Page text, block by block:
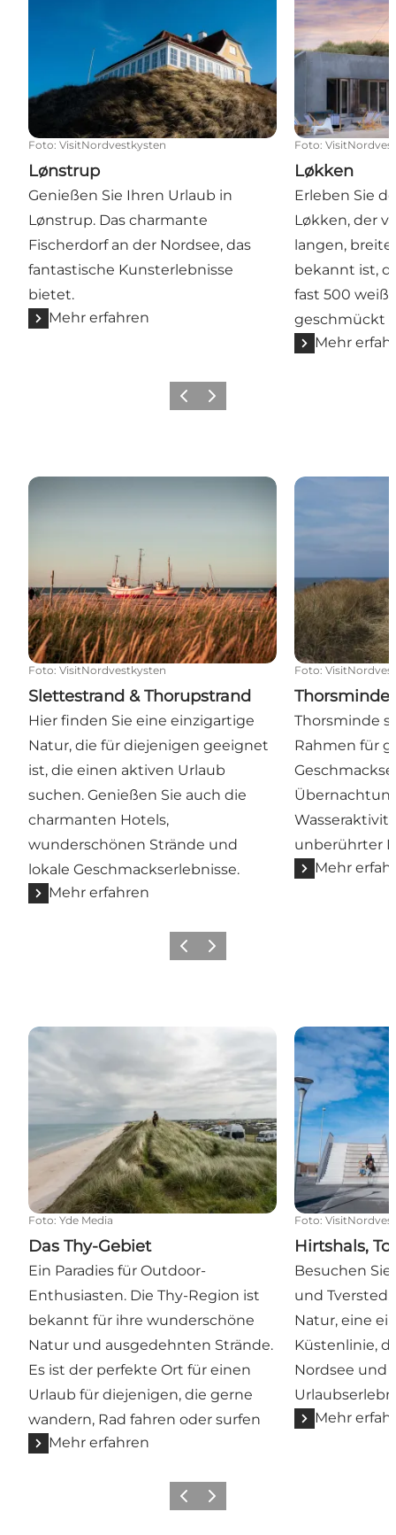
Foto: VisitNordvestkysten
Lønstrup
Genießen Sie Ihren Urlaub in
Lønstrup. Das charmante
Fischerdorf an der Nordsee, das
fantastische Kunsterlebnisse
bietet.
Mehr erfahren
Foto:
Løkken
Erleben Sie
Løkken, der
langen,
bekannt ist,
fast 500
geschmückt
Mehr
ZurückWeiter
Slettestrand & Thorupstrand
Foto: VisitNordvestkysten
Slettestrand & Thorupstrand
Hier finden Sie eine einzigartige
Natur, die für diejenigen geeignet
ist, die einen aktiven Urlaub
suchen. Genießen Sie auch die
charmanten Hotels,
wunderschönen Strände und
lokale Geschmackserlebnisse.
Mehr erfahren
Thorsminde
Foto:
Thorsminde
Thorsminde
Rahmen für
unberührter
Mehr
ZurückWeiter
Das Thy-Gebiet
Foto: Yde Media
Das Thy-Gebiet
Ein Paradies für Outdoor-
Enthusiasten. Die Thy-Region ist
bekannt für ihre wunderschöne
Natur und ausgedehnten Strände.
Es ist der perfekte Ort für einen
Urlaub für diejenigen, die gerne
wandern, Rad fahren oder surfen
Mehr erfahren
Hirtshals,
Foto:
Hirtshals,
Besuchen Sie
und
Natur, eine
Küstenlinie,
Nordsee und
Mehr
ZurückWeiter